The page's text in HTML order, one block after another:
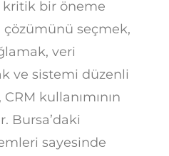
bir öneme
çözümünü seçmek,
veri
ve sistemi düzenli
kullanımının
Bursa’daki
sayesinde